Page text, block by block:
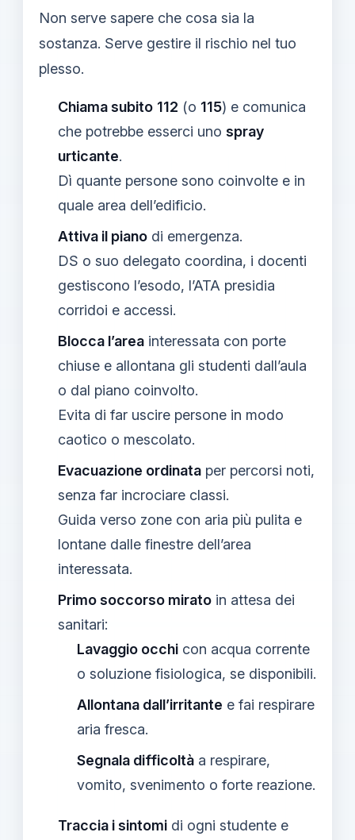
Non serve sapere che cosa sia la
sostanza. Serve gestire il rischio nel tuo
plesso.
Chiama subito 112 (o 115) e comunica
che potrebbe esserci uno spray
urticante.
Dì quante persone sono coinvolte e in
quale area dell’edificio.
Attiva il piano di emergenza.
DS o suo delegato coordina, i docenti
gestiscono l’esodo, l’ATA presidia
corridoi e accessi.
Blocca l’area interessata con porte
chiuse e allontana gli studenti dall’aula
o dal piano coinvolto.
Evita di far uscire persone in modo
caotico o mescolato.
Evacuazione ordinata per percorsi noti,
senza far incrociare classi.
Guida verso zone con aria più pulita e
lontane dalle finestre dell’area
interessata.
Primo soccorso mirato in attesa dei
sanitari:
Lavaggio occhi con acqua corrente
o soluzione fisiologica, se disponibili.
Allontana dall’irritante e fai respirare
aria fresca.
Segnala difficoltà a respirare,
vomito, svenimento o forte reazione.
Traccia i sintomi di ogni studente e